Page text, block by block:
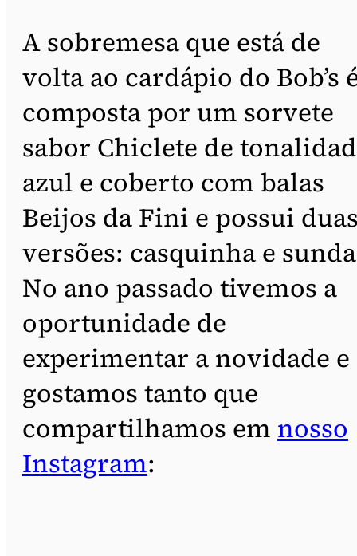
A sobremesa que está de
volta ao cardápio do Bob’s
composta por um sorvete
sabor Chiclete de
azul e coberto com balas
Beijos da Fini e possui
versões: casquinha e
No ano passado tivemos a
oportunidade de
experimentar a novidade e
gostamos tanto que
compartilhamos em nosso
Instagram: